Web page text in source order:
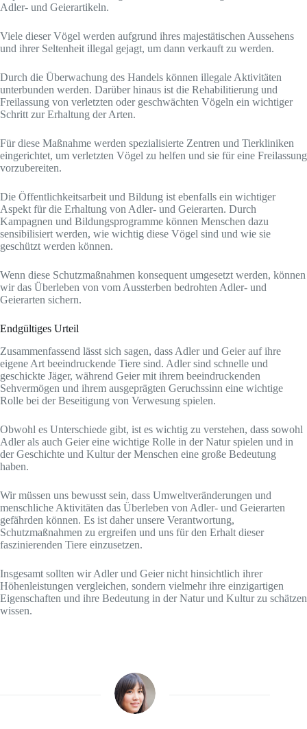
Adler- und Geierartikeln.
Viele dieser Vögel werden aufgrund ihres majestätischen Aussehens
und ihrer Seltenheit illegal gejagt, um dann verkauft zu werden.
Durch die Überwachung des Handels können illegale Aktivitäten
unterbunden werden. Darüber hinaus ist die Rehabilitierung und
Freilassung von verletzten oder geschwächten Vögeln ein wichtiger
Schritt zur Erhaltung der Arten.
Für diese Maßnahme werden spezialisierte Zentren und Tierkliniken
eingerichtet, um verletzten Vögel zu helfen und sie für eine Freilassung
vorzubereiten.
Die Öffentlichkeitsarbeit und Bildung ist ebenfalls ein wichtiger
Aspekt für die Erhaltung von Adler- und Geierarten. Durch
Kampagnen und Bildungsprogramme können Menschen dazu
sensibilisiert werden, wie wichtig diese Vögel sind und wie sie
geschützt werden können.
Wenn diese Schutzmaßnahmen konsequent umgesetzt werden, können
wir das Überleben von vom Aussterben bedrohten Adler- und
Geierarten sichern.
Endgültiges Urteil
Zusammenfassend lässt sich sagen, dass Adler und Geier auf ihre
eigene Art beeindruckende Tiere sind. Adler sind schnelle und
geschickte Jäger, während Geier mit ihrem beeindruckenden
Sehvermögen und ihrem ausgeprägten Geruchssinn eine wichtige
Rolle bei der Beseitigung von Verwesung spielen.
Obwohl es Unterschiede gibt, ist es wichtig zu verstehen, dass sowohl
Adler als auch Geier eine wichtige Rolle in der Natur spielen und in
der Geschichte und Kultur der Menschen eine große Bedeutung
haben.
Wir müssen uns bewusst sein, dass Umweltveränderungen und
menschliche Aktivitäten das Überleben von Adler- und Geierarten
gefährden können. Es ist daher unsere Verantwortung,
Schutzmaßnahmen zu ergreifen und uns für den Erhalt dieser
faszinierenden Tiere einzusetzen.
Insgesamt sollten wir Adler und Geier nicht hinsichtlich ihrer
Höhenleistungen vergleichen, sondern vielmehr ihre einzigartigen
Eigenschaften und ihre Bedeutung in der Natur und Kultur zu schätzen
wissen.